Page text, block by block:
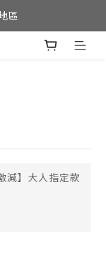
運費;
區
減】大人指定款